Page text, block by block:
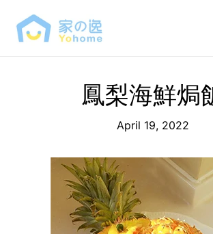
content
鳳梨海鮮焗
April 19, 2022